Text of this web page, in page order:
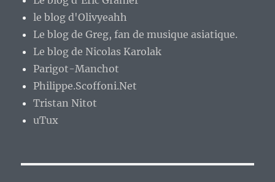
le blog d'Olivyeahh
Le blog de Greg, fan de musique asiatique.
Le blog de Nicolas Karolak
Parigot-Manchot
Philippe.Scoffoni.Net
Tristan Nitot
uTux